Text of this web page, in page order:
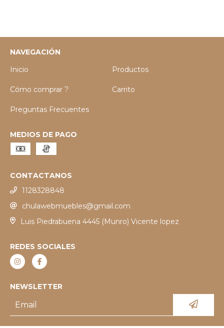
NAVEGACIÓN
Inicio
Productos
Cómo comprar ? Carrito
Preguntas Frecuentes
MEDIOS DE PAGO
CONTACTANOS
1128328848
chulawebmuebles@gmail.com
Luis Piedrabuena 4445 (Munro) Vicente lopez
REDES SOCIALES
NEWSLETTER